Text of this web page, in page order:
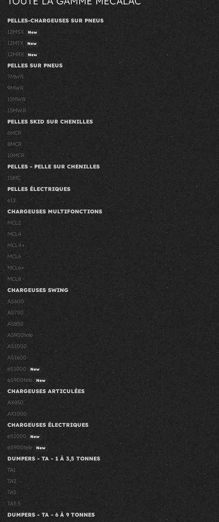
PELLES-CHARGEUSES SUR PNEUS
12MSX
New
12MTX New
12MRX New
PELLES SUR PNEUS
7MWR
9MWR
11MWR
15MWR
PELLES SKID SUR CHENILLES
6MCR
8MCR
10MCR
PELLES - PELLE SUR CHENILLES
15MC
PELLES ÉLECTRIQUES
e12
CHARGEUSES MULTIFONCTIONS
MCL2
MCL4
MCL4+
MCL6
MCL6+
MCL8
CHARGEUSES SWING
AS600
AS750
AS850
AS900tele
AS1000
AS1600
eS1000
New
eS900tele New
CHARGEUSES ARTICULÉES
AX850
AX1000
CHARGEUSES ÉLECTRIQUES
eS1000
New
eS900tele New
DUMPERS - TA - 1 À 3,5 TONNES
TA1
TA2
TA3
TA3.5
DUMPERS - TA - 6 À 9 TONNES